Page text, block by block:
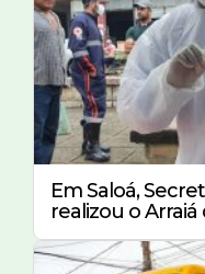
Em Saloá,
realizou o Arraiá